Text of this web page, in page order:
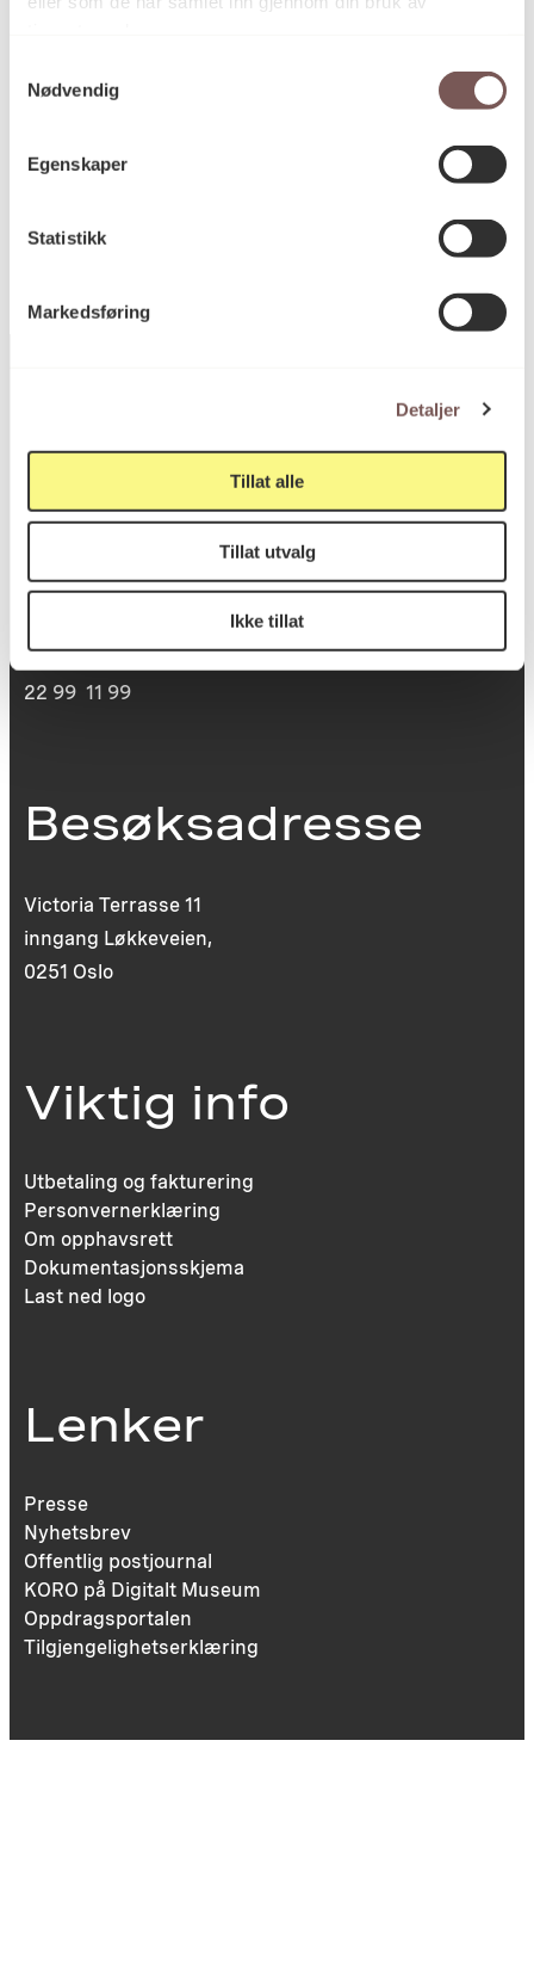
Nødvendig
Egenskaper
Statistikk
Markedsføring
Detaljer
Tillat alle
Tillat utvalg
Ikke tillat
Postadresse
St. Olavs plass
post@koro.no
22 99 11 99
Besøksadresse
Victoria Terrasse 11
inngang Løkkeveien,
0251 Oslo
Viktig info
Utbetaling og fakturering
Personvernerklæring
Om opphavsrett
Dokumentasjonsskjema
Last ned logo
Lenker
Presse
Nyhetsbrev
Offentlig postjournal
KORO på Digitalt Museum
Oppdragsportalen
Tilgjengelighetserklæring